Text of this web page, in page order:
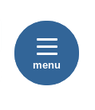
menu
menu